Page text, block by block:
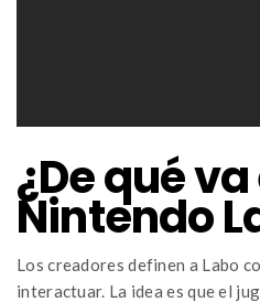
¿De qué va
Nintendo
Los creadores definen a Labo
interactuar. La idea es que el